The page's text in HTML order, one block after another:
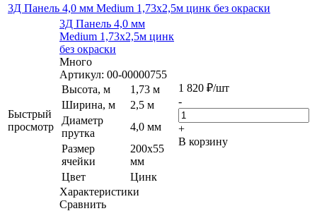
3Д Панель 4,0 мм Medium 1,73х2,5м цинк без окраски
Быстрый
просмотр
3Д Панель 4,0 мм
Medium 1,73х2,5м цинк
без окраски
Много
Артикул: 00-00000755
Высота, м
1,73 м
Ширина, м
2,5 м
Диаметр
прутка
4,0 мм
Размер
ячейки
200х55
мм
Цвет
Цинк
Характеристики
Сравнить
1 820 ₽/шт
-
+
В корзину